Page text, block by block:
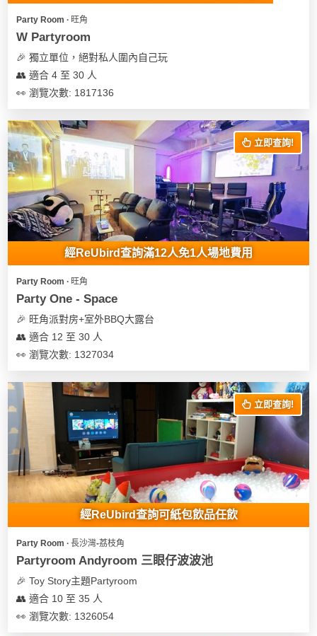
Party Room ∙ 旺角
W Partyroom
🎉 獨立單位，絕對私人圍內自己玩
👥 適合 4 至 30 人
👀 瀏覽次數: 1817136
立即查詢!
經ReUbird查詢滿12人免1人場地費用
Party Room ∙ 旺角
Party One - Space
🎉 旺角派對房+室外BBQ大露台
👥 適合 12 至 30 人
👀 瀏覽次數: 1327034
立即查詢!
經ReUbird查詢可紙包飲品任飲
Party Room ∙ 長沙灣-荔枝角
Partyroom Andyroom 三眼仔波波池
🎉 Toy Story主題Partyroom
👥 適合 10 至 35 人
👀 瀏覽次數: 1326054